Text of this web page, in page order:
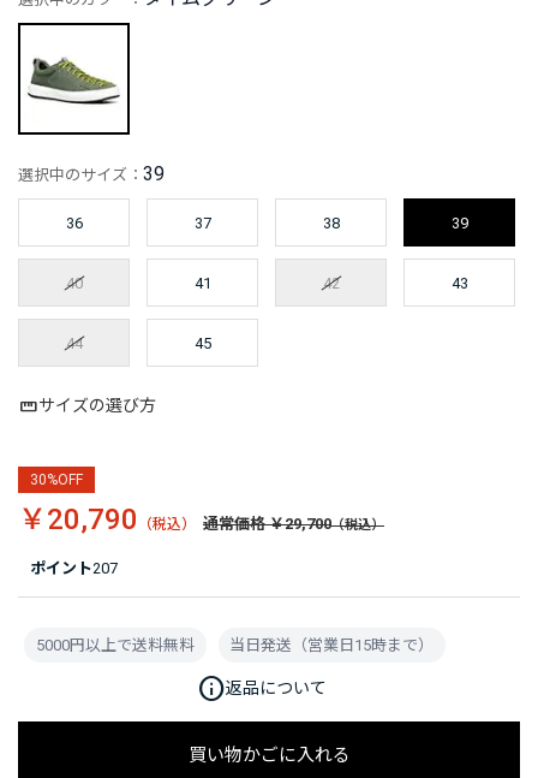
ポイント207
選択中のサイズ： 39
36 37 38 39
40 41 42 43
44 45
サイズの選び方
30%OFF
￥20,790 通常価格 ￥29,700
買い物かごに入れる
5000円以上で送料無料 当日発送（営業日15時まで）
info返品について